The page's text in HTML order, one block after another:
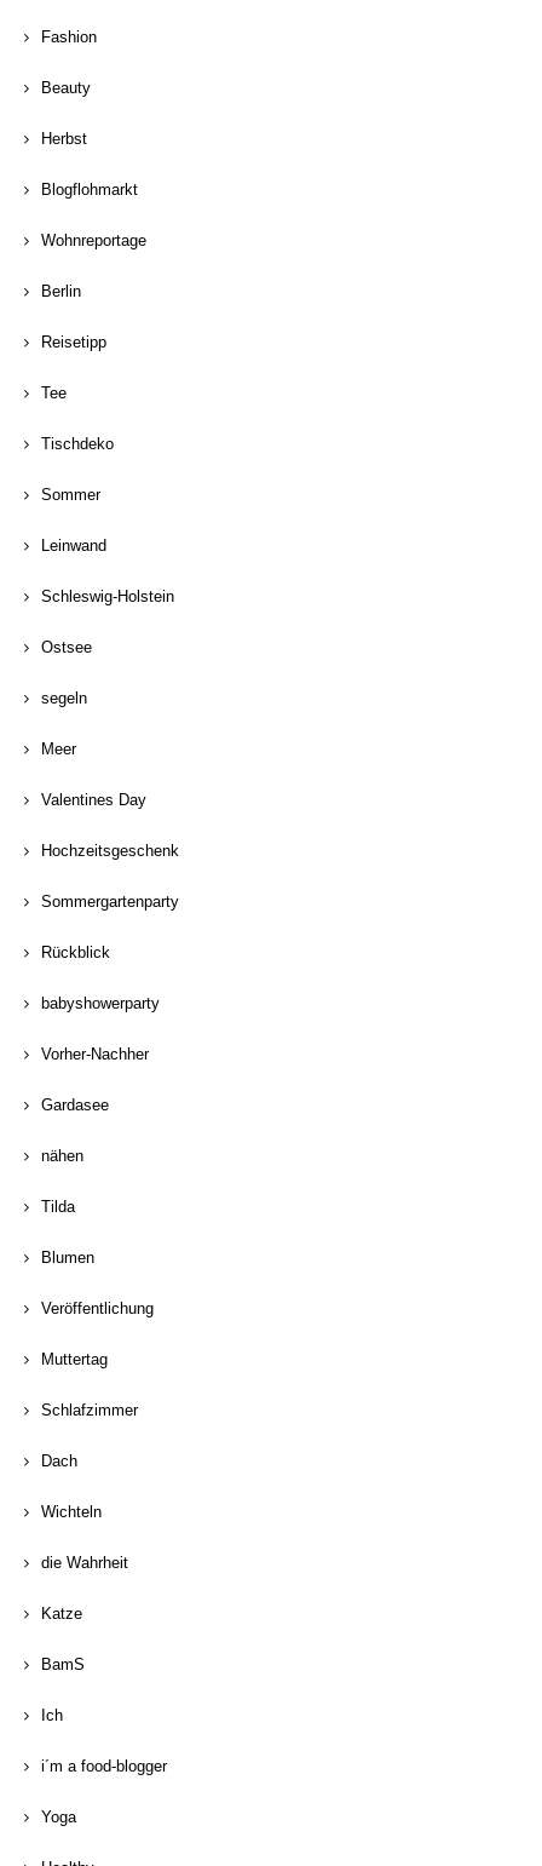
Fashion
Beauty
Herbst
Blogflohmarkt
Wohnreportage
Berlin
Reisetipp
Tee
Tischdeko
Sommer
Leinwand
Schleswig-Holstein
Ostsee
segeln
Meer
Valentines Day
Hochzeitsgeschenk
Sommergartenparty
Rückblick
babyshowerparty
Vorher-Nachher
Gardasee
nähen
Tilda
Blumen
Veröffentlichung
Muttertag
Schlafzimmer
Dach
Wichteln
die Wahrheit
Katze
BamS
Ich
i´m a food-blogger
Yoga